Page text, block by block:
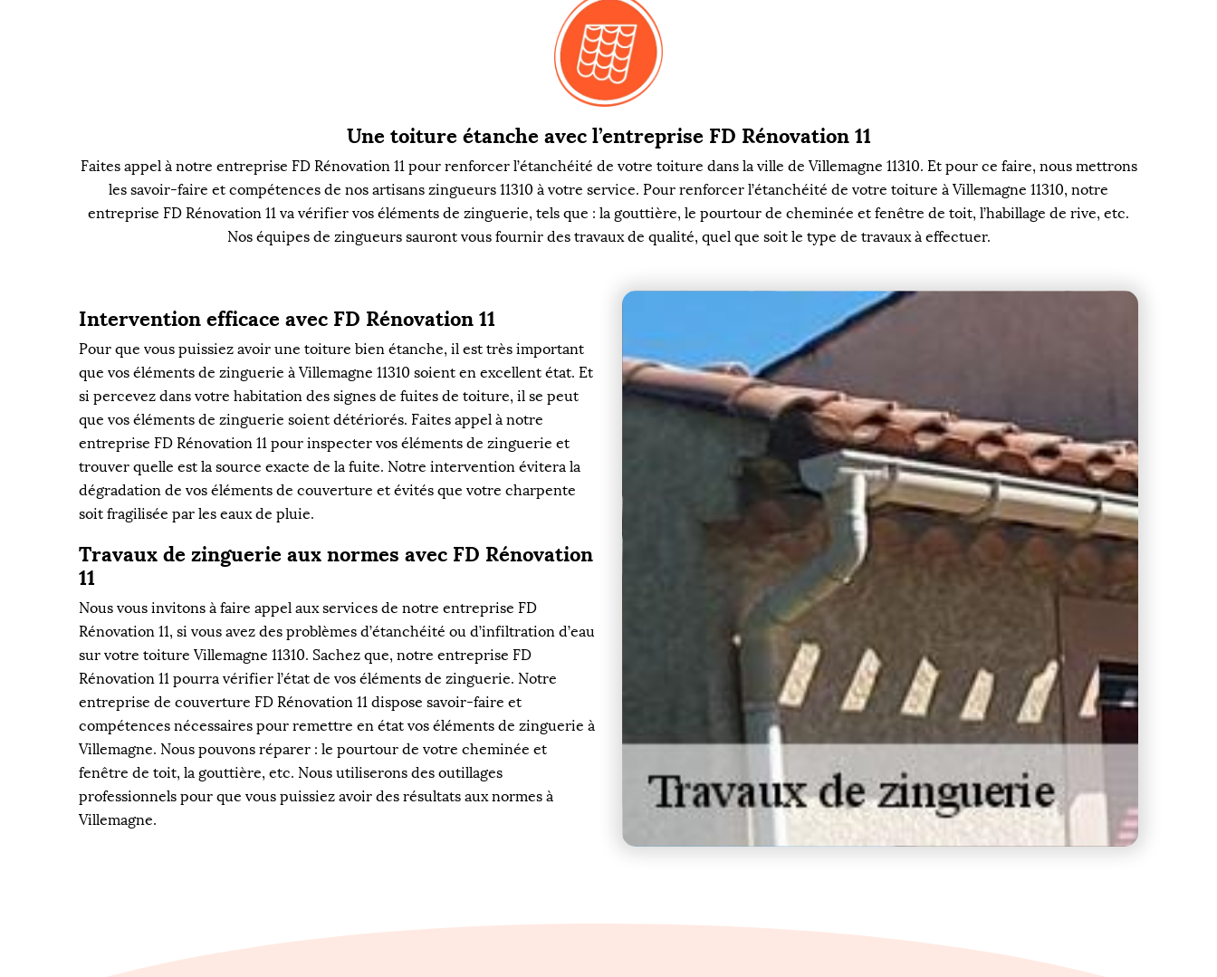
Une toiture étanche avec l’entreprise FD Rénovation 11
Faites appel à notre entreprise FD Rénovation 11 pour renforcer l’étanchéité de votre toiture dans la ville de Villemagne 11310. Et pour ce faire, nous mettrons
les savoir-faire et compétences de nos artisans zingueurs 11310 à votre service. Pour renforcer l’étanchéité de votre toiture à Villemagne 11310, notre
entreprise FD Rénovation 11 va vérifier vos éléments de zinguerie, tels que : la gouttière, le pourtour de cheminée et fenêtre de toit, l’habillage de rive, etc.
Nos équipes de zingueurs sauront vous fournir des travaux de qualité, quel que soit le type de travaux à effectuer.
Intervention efficace avec FD Rénovation 11
Pour que vous puissiez avoir une toiture bien étanche, il est très important
que vos éléments de zinguerie à Villemagne 11310 soient en excellent état. Et
si percevez dans votre habitation des signes de fuites de toiture, il se peut
que vos éléments de zinguerie soient détériorés. Faites appel à notre
entreprise FD Rénovation 11 pour inspecter vos éléments de zinguerie et
trouver quelle est la source exacte de la fuite. Notre intervention évitera la
dégradation de vos éléments de couverture et évités que votre charpente
soit fragilisée par les eaux de pluie.
Travaux de zinguerie aux normes avec FD Rénovation
11
Nous vous invitons à faire appel aux services de notre entreprise FD
Rénovation 11, si vous avez des problèmes d’étanchéité ou d’infiltration d’eau
sur votre toiture Villemagne 11310. Sachez que, notre entreprise FD
Rénovation 11 pourra vérifier l’état de vos éléments de zinguerie. Notre
entreprise de couverture FD Rénovation 11 dispose savoir-faire et
compétences nécessaires pour remettre en état vos éléments de zinguerie à
Villemagne. Nous pouvons réparer : le pourtour de votre cheminée et
fenêtre de toit, la gouttière, etc. Nous utiliserons des outillages
professionnels pour que vous puissiez avoir des résultats aux normes à
Villemagne.